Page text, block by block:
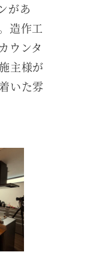
があ
造作工
ウンタ
主様が
いた雰